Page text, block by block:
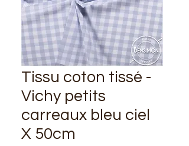
Tissu coton tissé -
Vichy petits
carreaux bleu ciel
X 50cm